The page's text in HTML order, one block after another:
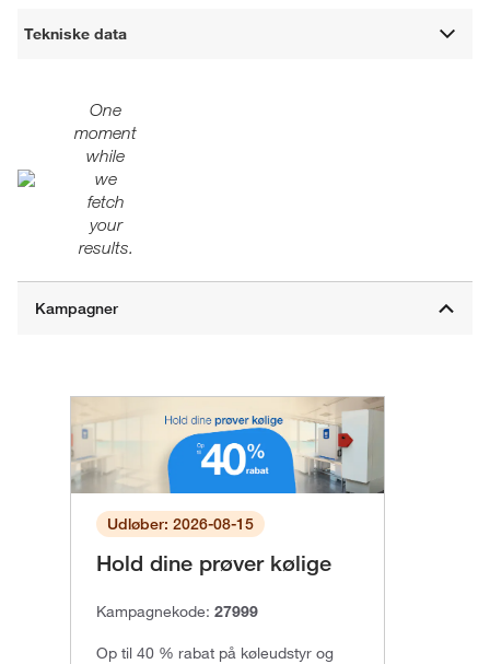
Tekniske data
One
moment
while
we
fetch
your
results.
Udløber: 2026-08-15
Hold dine prøver kølige
Kampagnekode: 27999
Op til 40 % rabat på køleudstyr og